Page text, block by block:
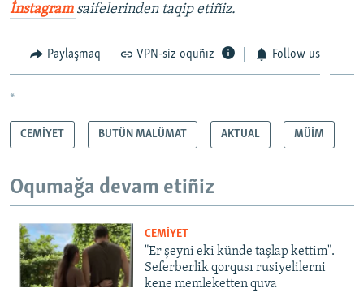
İnstagram saifelerinden taqip etiñiz.
Paylaşmaq VPN-siz oquñız Follow us
*
CEMİYET BUTÜN MALÜMAT AKTUAL MÜİM
Oqumağa devam etiñiz
CEMİYET
"Er şeyni eki künde taşlap kettim".
Seferberlik qorqusı rusiyelilerni
kene memleketten quva